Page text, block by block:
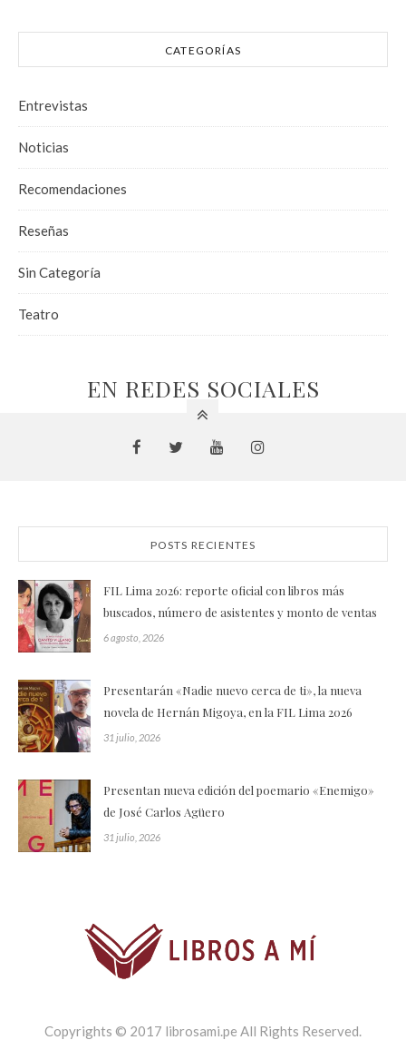
CATEGORÍAS
Entrevistas
Noticias
Recomendaciones
Reseñas
Sin Categoría
Teatro
EN REDES SOCIALES
POSTS RECIENTES
FIL Lima 2026: reporte oficial con libros más
buscados, número de asistentes y monto de ventas
6 agosto, 2026
Presentarán «Nadie nuevo cerca de ti», la nueva
novela de Hernán Migoya, en la FIL Lima 2026
31 julio, 2026
Presentan nueva edición del poemario «Enemigo»
de José Carlos Agüero
31 julio, 2026
Copyrights © 2017 librosami.pe All Rights Reserved.